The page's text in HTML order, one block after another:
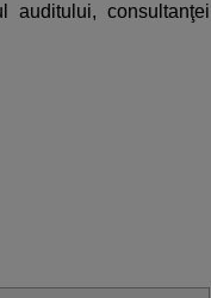
auditului, consultanţei